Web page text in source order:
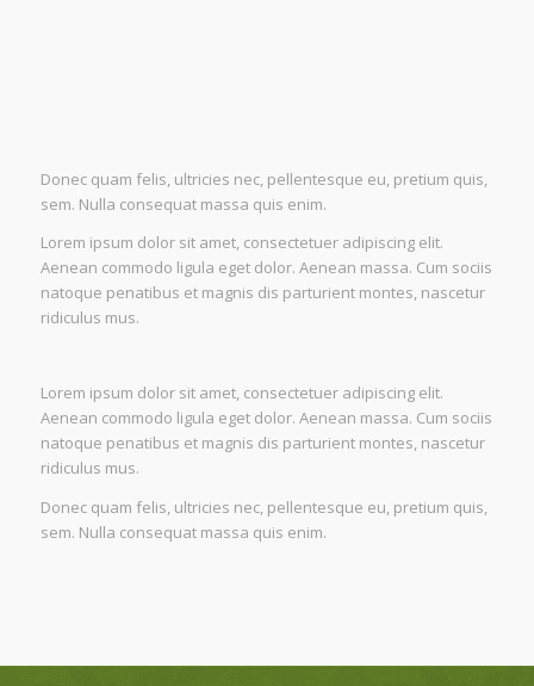
Donec quam felis, ultricies nec, pellentesque eu, pretium quis,
sem. Nulla consequat massa quis enim.
Lorem ipsum dolor sit amet, consectetuer adipiscing elit.
Aenean commodo ligula eget dolor. Aenean massa. Cum sociis
natoque penatibus et magnis dis parturient montes, nascetur
ridiculus mus.
Lorem ipsum dolor sit amet, consectetuer adipiscing elit.
Aenean commodo ligula eget dolor. Aenean massa. Cum sociis
natoque penatibus et magnis dis parturient montes, nascetur
ridiculus mus.
Donec quam felis, ultricies nec, pellentesque eu, pretium quis,
sem. Nulla consequat massa quis enim.